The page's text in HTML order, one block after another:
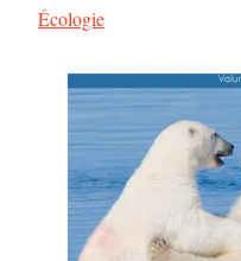
Par rapport à
Écologie